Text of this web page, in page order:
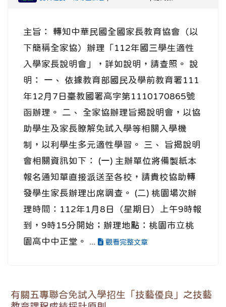
主旨： 轉知中華民國全國家長教育協會（以
下簡稱全家協）辦理「112年國三學生適性
入學家長說明會」，詳如說明，請查照。 說
明： 一、 依據教育部國民及學前教育署111
年12月7日臺教國署高字第1110170865號
函辦理。 二、 全家協辦理旨揭說明會，以協
助學生及家長瞭解免試入學等相關入學機
制，以利學生多元適性學習。 三、 旨揭說明
會相關資訊如下： (一) 主辦單位將備製紙本
報名通知單直接派送至各校，請貴校協助轉
發學生家長辦理出席調查。 (二) 桃園場次辦
理時間：112年1月8日（星期日）上午9時報
到，9時15分開始；辦理地點：桃園市立桃
園高中中正堂。 ...
觀看完整文章
有關五專聯合免試入學招生「技藝優良」之技藝